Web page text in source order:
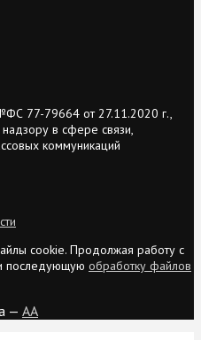
77-79664 от 27.11.2020 г.,
в сфере связи,
коммуникаций
cookie. Продолжая работу с
последующую обработку файлов
— AA